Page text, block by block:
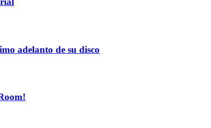
adelanto de su disco